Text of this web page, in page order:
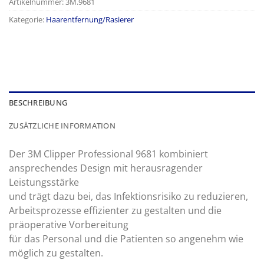
Kategorie: Haarentfernung/Rasierer
BESCHREIBUNG
ZUSÄTZLICHE INFORMATION
Der 3M Clipper Professional 9681 kombiniert
ansprechendes Design mit herausragender
Leistungsstärke
und trägt dazu bei, das Infektionsrisiko zu reduzieren,
Arbeitsprozesse effizienter zu gestalten und die
präoperative Vorbereitung
für das Personal und die Patienten so angenehm wie
möglich zu gestalten.